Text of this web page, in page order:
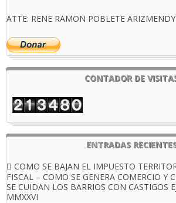
ATTE: RENE RAMON POBLETE ARIZMENDY
CONTADOR DE
ENTRADAS
COMO SE BAJAN EL IMPUESTO
FISCAL – COMO SE GENERA COMERCIO Y
SE CUIDAN LOS BARRIOS CON CASTIGOS
MMXXVI